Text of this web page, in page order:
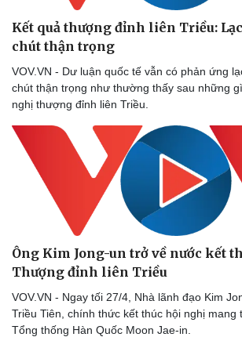
Kết quả thượng đỉnh liên Triều:
chút thận trọng
VOV.VN - Dư luận quốc tế vẫn có phản ứng
chút thận trọng như thường thấy sau những
nghị thượng đỉnh liên Triều.
Ông Kim Jong-un trở về nước kết
Thượng đỉnh liên Triều
VOV.VN - Ngay tối 27/4, Nhà lãnh đạo Kim
Triều Tiên, chính thức kết thúc hội nghị mang
Tổng thống Hàn Quốc Moon Jae-in.